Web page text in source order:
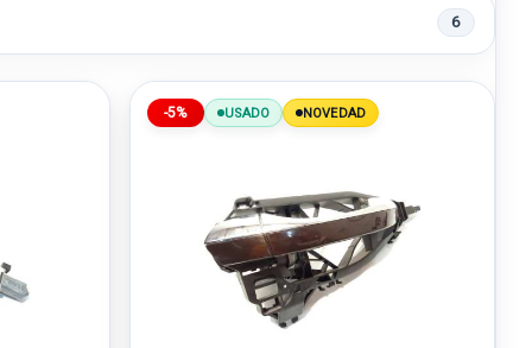
6
-5% USADO NOVEDAD